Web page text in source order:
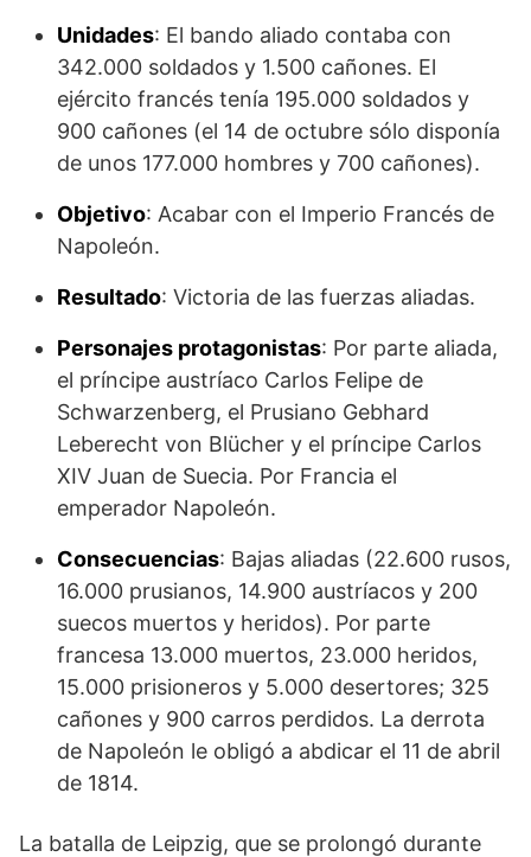
Unidades: El bando aliado contaba con
342.000 soldados y 1.500 cañones. El
ejército francés tenía 195.000 soldados y
900 cañones (el 14 de octubre sólo disponía
de unos 177.000 hombres y 700 cañones).
Objetivo: Acabar con el Imperio Francés de
Napoleón.
Resultado: Victoria de las fuerzas aliadas.
Personajes protagonistas: Por parte aliada,
el príncipe austríaco Carlos Felipe de
Schwarzenberg, el Prusiano Gebhard
Leberecht von Blücher y el príncipe Carlos
XIV Juan de Suecia. Por Francia el
emperador Napoleón.
Consecuencias: Bajas aliadas (22.600 rusos,
16.000 prusianos, 14.900 austríacos y 200
suecos muertos y heridos). Por parte
francesa 13.000 muertos, 23.000 heridos,
15.000 prisioneros y 5.000 desertores; 325
cañones y 900 carros perdidos. La derrota
de Napoleón le obligó a abdicar el 11 de abril
de 1814.
La batalla de Leipzig, que se prolongó durante